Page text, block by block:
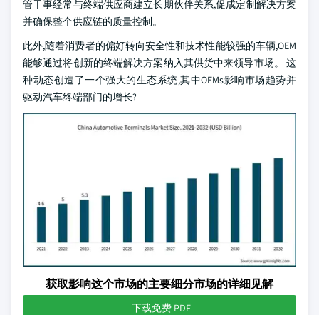
管干事经常与终端供应商建立长期伙伴关系,促成定制解决方案
并确保整个供应链的质量控制。
此外,随着消费者的偏好转向安全性和技术性能较强的车辆,OEM
能够通过将创新的终端解决方案纳入其供货中来领导市场。 这
种动态创造了一个强大的生态系统,其中OEMs影响市场趋势并
驱动汽车终端部门的增长?
获取影响这个市场的主要细分市场的详细见解
下载免费 PDF